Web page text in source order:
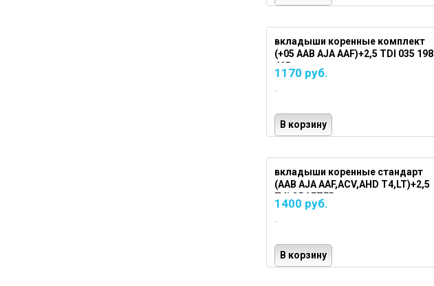
вкладыши коренные комплект
(+05 AAB AJA AAF)+2,5 TDI 035 198
495
1170 руб.
..
В корзину
вкладыши коренные стандарт
(AAB AJA AAF,ACV,AHD T4,LT)+2,5
Tdi CRAFTER
1400 руб.
..
В корзину